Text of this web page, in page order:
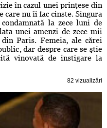
în cazul unei prinţese din
care nu îi fac cinste. Singura
la zece luni de
unei amenzi de zece mii
Paris. Femeia, ale cărei
dar despre care se ştie
vinovată de instigare la
82 vizualizări